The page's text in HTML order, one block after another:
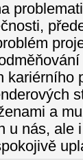
kariérního
a
u nás, ale